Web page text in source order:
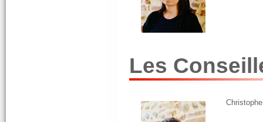
Les